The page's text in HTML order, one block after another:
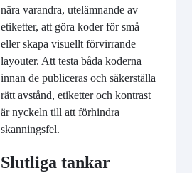
nära varandra, utelämnande av
etiketter, att göra koder för små
eller skapa visuellt förvirrande
layouter. Att testa båda koderna
innan de publiceras och säkerställa
rätt avstånd, etiketter och kontrast
är nyckeln till att förhindra
skanningsfel.
Slutliga tankar